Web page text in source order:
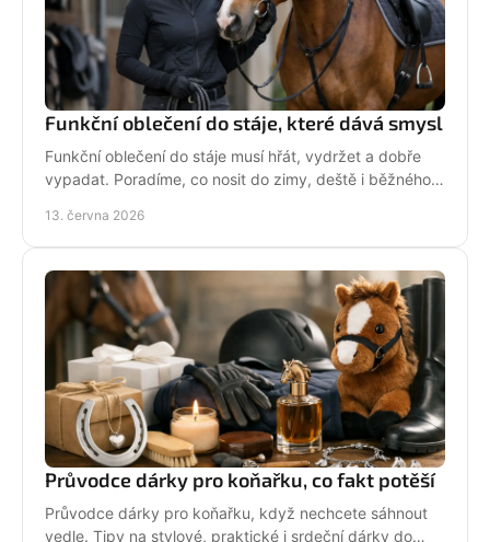
Funkční oblečení do stáje, které dává smysl
Funkční oblečení do stáje musí hřát, vydržet a dobře
vypadat. Poradíme, co nosit do zimy, deště i běžného
13. června 2026
Průvodce dárky pro koňařku, co fakt potěší
Průvodce dárky pro koňařku, když nechcete sáhnout
vedle. Tipy na stylové, praktické i srdeční dárky do